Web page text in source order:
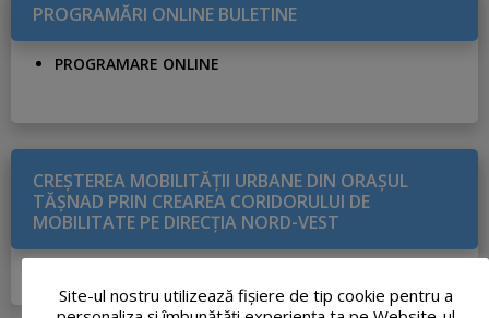
PROGRAMĂRI ONLINE BULETINE
PROGRAMARE ONLINE
CREŞTEREA MOBILITĂŢII URBANE DIN ORAŞUL
TĂŞNAD PRIN CREAREA CORIDORULUI DE
MOBILITATE PE DIRECŢIA NORD-VEST
Site-ul nostru utilizează fişiere de tip cookie pentru a